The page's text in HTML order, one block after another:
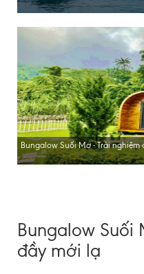
Bungalow Suối Mơ - Trải nghiệm
Bungalow Suối
đầy mới lạ